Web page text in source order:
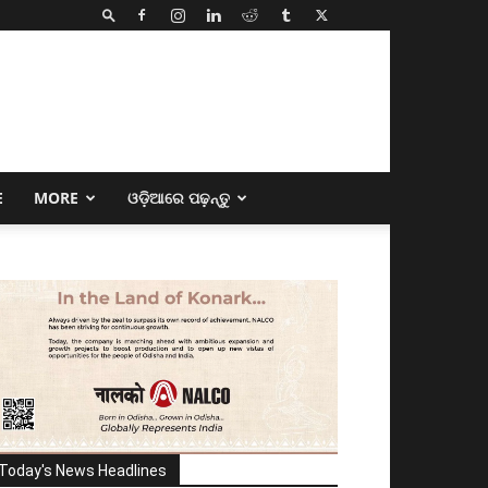
MORE ଓଡ଼ିଆରେ ପଢ଼ନ୍ତୁ
Today's News Headlines